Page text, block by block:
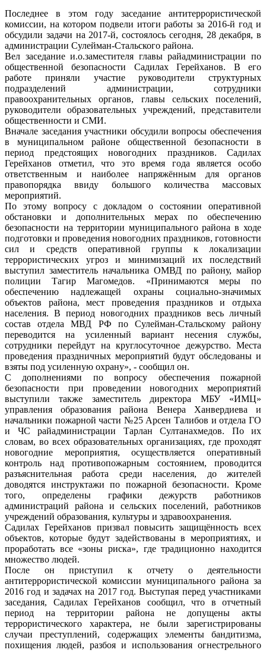
Последнее в этом году заседание антитеррористической
комиссии, на котором подвели итоги работы за 2016-й год и
обсудили задачи на 2017-й, состоялось сегодня, 28 декабря, в
администрации Сулейман-Стальского района.
Вел заседание и.о.заместителя главы райадминистрации по
общественной безопасности Садилах Герейханов. В его
работе приняли участие руководители структурных
подразделений администрации, сотрудники
правоохранительных органов, главы сельских поселений,
руководители образовательных учреждений, представители
общественности и СМИ.
Вначале заседания участники обсудили вопросы обеспечения
в муниципальном районе общественной безопасности в
период предстоящих новогодних праздников. Садилах
Герейханов отметил, что это время года является особо
ответственным и наиболее напряжённым для органов
правопорядка ввиду большого количества массовых
мероприятий.
По этому вопросу с докладом о состоянии оперативной
обстановки и дополнительных мерах по обеспечению
безопасности на территории муниципального района в ходе
подготовки и проведения новогодних праздников, готовности
сил и средств оперативной группы к локализации
террористических угроз и минимизаций их последствий
выступил заместитель начальника ОМВД по району, майор
полиции Тагир Магомедов. «Принимаются меры по
обеспечению надлежащей охраны социально-значимых
объектов района, мест проведения праздников и отдыха
населения. В период новогодних праздников весь личный
состав отдела МВД РФ по Сулейман-Стальскому району
переводится на усиленный вариант несения службы,
сотрудники перейдут на круглосуточное дежурство. Места
проведения праздничных мероприятий будут обследованы и
взяты под усиленную охрану», - сообщил он.
С дополнениями по вопросу обеспечения пожарной
безопасности при проведении новогодних мероприятий
выступили также заместитель директора МБУ «ИМЦ»
управления образования района Венера Ханвердиева и
начальники пожарной части №25 Арсен Талибов и отдела ГО
и ЧС райадминистрации Тарлан Султанахмедов. По их
словам, во всех образовательных организациях, где проходят
новогодние мероприятия, осуществляется оперативный
контроль над противопожарным состоянием, проводится
разъяснительная работа среди населения, до жителей
доводятся инструктажи по пожарной безопасности. Кроме
того, определены графики дежурств работников
администраций района и сельских поселений, работников
учреждений образования, культуры и здравоохранения.
Садилах Герейханов призвал повысить защищённость всех
объектов, которые будут задействованы в мероприятиях, и
проработать все «зоны риска», где традиционно находится
множество людей.
После он приступил к отчету о деятельности
антитеррористической комиссии муниципального района за
2016 год и задачах на 2017 год. Выступая перед участниками
заседания, Садилах Герейханов сообщил, что в отчетный
период на территории района не допущены акты
террористического характера, не были зарегистрированы
случаи преступлений, содержащих элементы бандитизма,
похищения людей, разбоя и использования огнестрельного